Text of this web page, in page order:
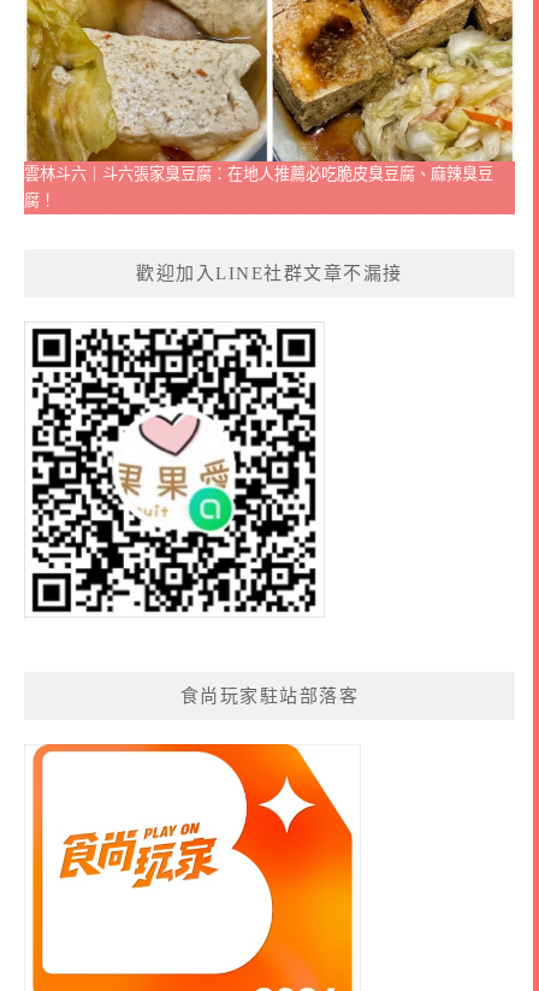
雲林斗六｜斗六張家臭豆腐：在地人推薦必吃脆皮臭豆腐、麻辣臭豆
腐！
歡迎加入LINE社群文章不漏接
食尚玩家駐站部落客